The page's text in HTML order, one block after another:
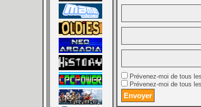
Prévenez-moi de tous
Prévenez-moi de tous